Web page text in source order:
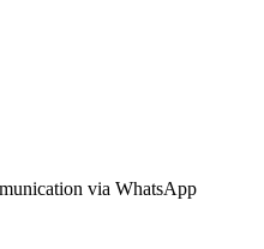
via WhatsApp